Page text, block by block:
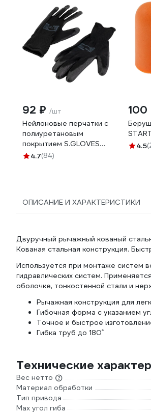
92 ₽ /шт
Нейлоновые перчатки с
полиуретановым
покрытием S.GLOVES
TAXO черные, 09 размер
4.7(84)
100
4.5
ОПИСАНИЕ И ХАРАКТЕРИСТИКИ
Двуручный рычажный кованый
Кованая стальная конструкция.
Используется при монтаже систем
гидравлических систем.
оболочке, тонкостенной стали и
Рычажная конструкция для
Гибочная форма с указанием
Точное и быстрое
Гибка труб до 180˚
Технические
Вес нетто
Материал обработки
Тип привода
Мах угол гиба